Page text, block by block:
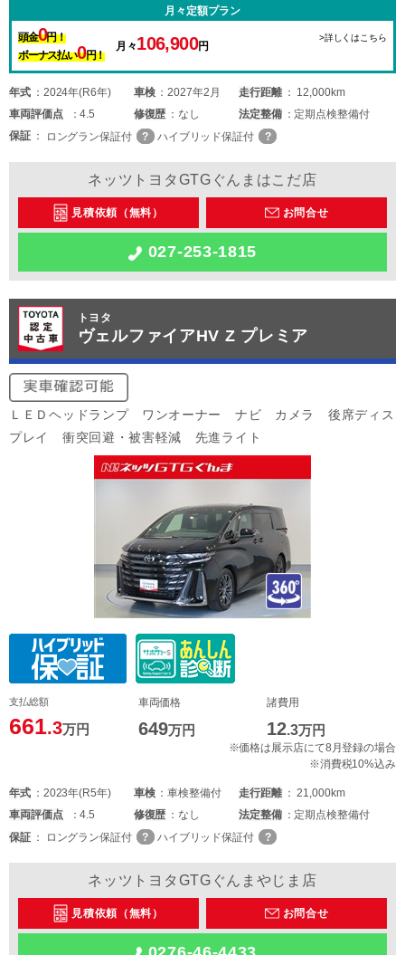
月々定額プラン
頭金0円！
ボーナス払い0円！
月々106,900円
>詳しくはこちら
年式 2024年(R6年) 車検 2027年2月 走行距離
12,000km
車両評価点 4.5 修復歴 なし 法定整備
定期点検整備付
保証
ロングラン保証付 ハイブリッド保証付
ネッツトヨタGTGぐんまはこだ店
見積依頼（無料） お問合せ
027-253-1815
トヨタ
ヴェルファイアHV Z プレミア
ＬＥＤヘッドランプ ワンオーナー ナビ カメラ 後席ディス
プレイ 衝突回避・被害軽減 先進ライト
支払総額
661.3万円
車両価格
649万円
諸費用
12.3万円
※価格は展示店にて8月登録の場合
※消費税10%込み
年式 2023年(R5年) 車検 車検整備付 走行距離
21,000km
車両評価点 4.5 修復歴 なし 法定整備
定期点検整備付
保証
ロングラン保証付 ハイブリッド保証付
ネッツトヨタGTGぐんまやじま店
見積依頼（無料） お問合せ